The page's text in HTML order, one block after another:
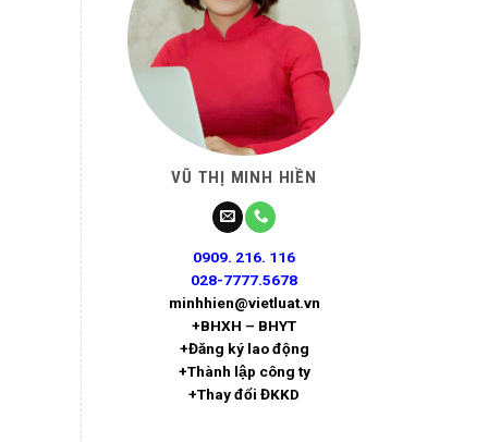
VŨ THỊ MINH HIỀN
0909. 216. 116
028-7777.5678
minhhien@vietluat.vn
+BHXH – BHYT
+Đăng ký lao động
+Thành lập công ty
+Thay đổi ĐKKD